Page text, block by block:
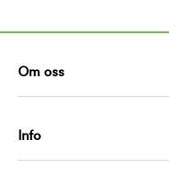
Om oss
Info